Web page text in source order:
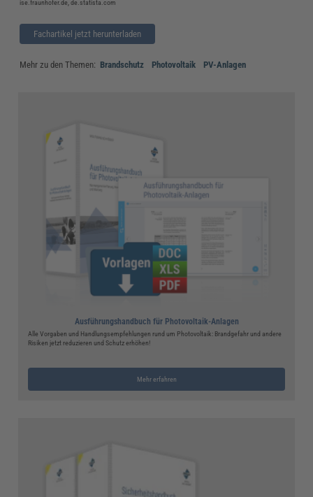
ise.fraunhofer.de, de.statista.com
Fachartikel jetzt herunterladen
Mehr zu den Themen: Brandschutz Photovoltaik PV-Anlagen
Ausführungshandbuch für Photovoltaik-Anlagen
Alle Vorgaben und Handlungsempfehlungen rund um Photovoltaik: Brandgefahr und andere
Risiken jetzt reduzieren und Schutz erhöhen!
Mehr erfahren